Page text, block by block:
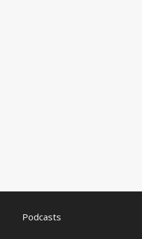
Podcasts